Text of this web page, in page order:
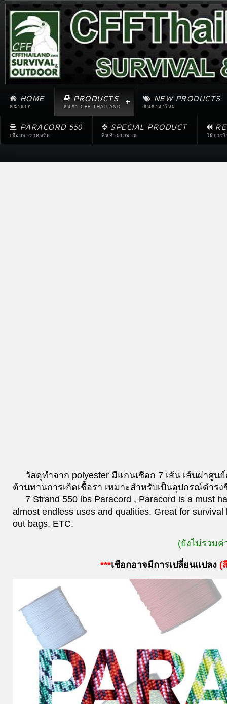
HOME
หน้าแรก
PRODUCTS
สินค้า CFF THAILAND
NEW PRODUCTS
สินค้ามาใหม่
PARACORD 550
เชือกพาราคอร์ด
SPECIAL PRODUCT
สินค้าฝากขาย วิธีการ
วัสดุทำจาก polyester มีแกนเชือก 7 เส้น เส้นผ่าศูน
ต้านทานการเกิดเชื้อรา เหมาะสำหรับเป็นอุปกรณ์ดำร
7 Strand 550 lbs Paracord , Paracord is a must
almost endless uses and qualities. Great for
out bags, ETC.
(ยังไม่รวมค่
***เชือกอาจมีการเปลี่ยนแปลง (